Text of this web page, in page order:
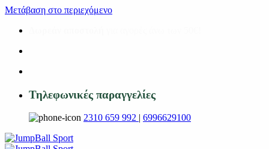
Μετάβαση στο περιεχόμενο
Τηλεφωνικές παραγγελίες
2310 659 992 | 6996629100